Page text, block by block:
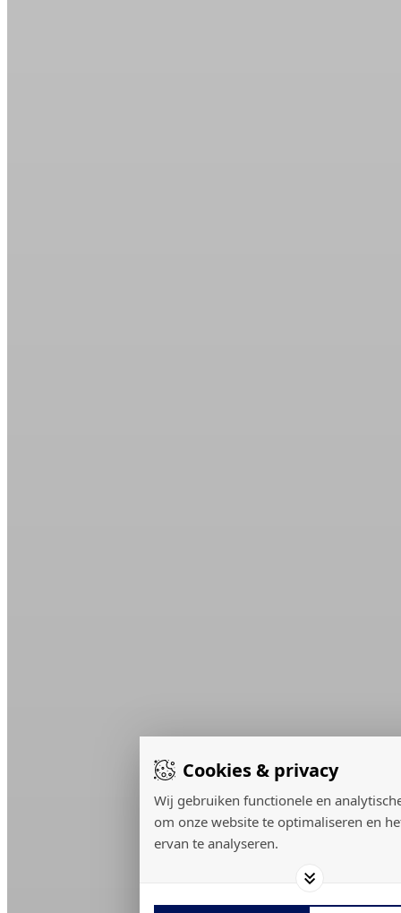
Cookies & privacy
Wij gebruiken functionele en
om onze website te optimaliseren en
ervan te analyseren.